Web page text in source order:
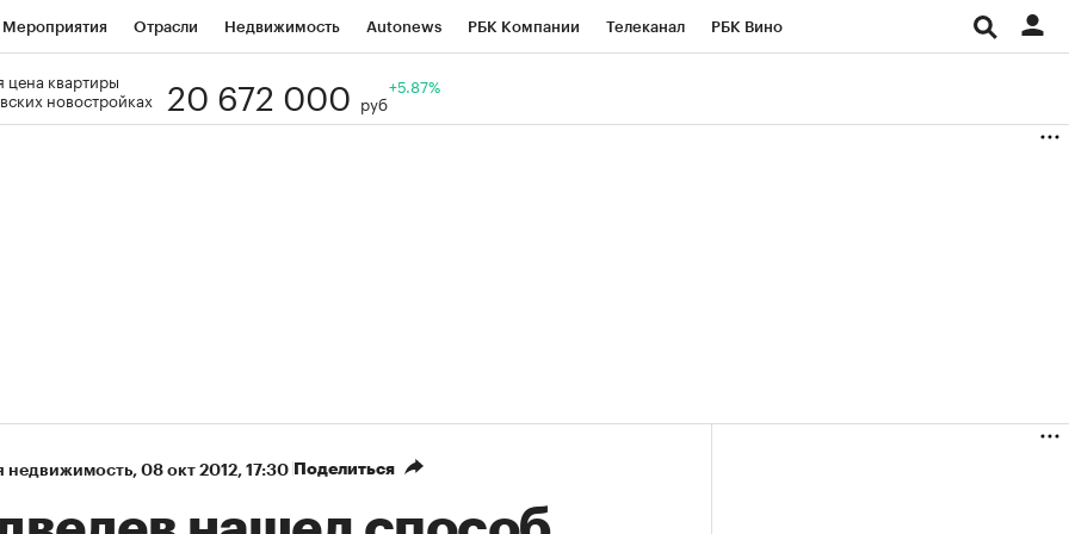
Мероприятия Отрасли Недвижимость Autonews РБК Компании Телеканал РБК Вино
Визионеры
цена квартиры
новостройках
20 672 000 руб
+5.87%
недвижимость⁠, 08 окт 2012, 17:30 Поделиться